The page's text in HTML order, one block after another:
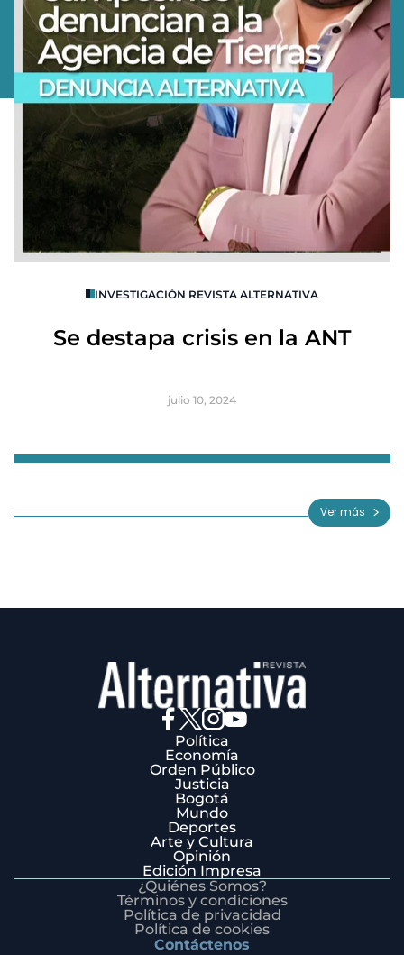
INVESTIGACIÓN REVISTA ALTERNATIVA
Se destapa crisis en la ANT
julio 10, 2024
3
Ver más
Política
Economía
Orden Público
Justicia
Bogotá
Mundo
Deportes
Arte y Cultura
Opinión
Edición Impresa
¿Quiénes Somos?
Términos y condiciones
Política de privacidad
Política de cookies
Contáctenos